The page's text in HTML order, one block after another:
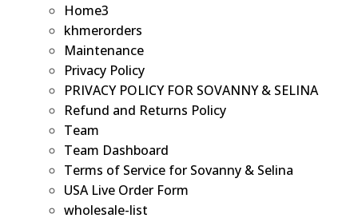
Home3
khmerorders
Maintenance
Privacy Policy
PRIVACY POLICY FOR SOVANNY & SELINA
Refund and Returns Policy
Team
Team Dashboard
Terms of Service for Sovanny & Selina
USA Live Order Form
wholesale-list